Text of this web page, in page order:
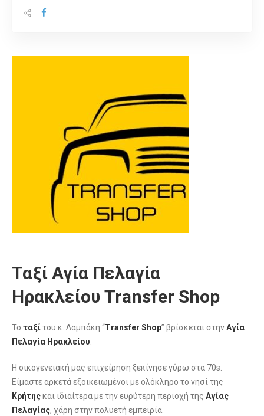
Ταξί Αγία Πελαγία
Ηρακλείου Transfer Shop
Το ταξίτου κ. Λαμπάκη “Transfer Shop” βρίσκεται στηνΑγία
Πελαγία Ηρακλείου.
Η οικογενειακή μας επιχείρηση ξεκίνησε γύρω στα 70s.
Είμαστε αρκετά εξοικειωμένοι με ολόκληρο το νησί της
Κρήτηςκαι ιδιαίτερα με την ευρύτερη περιοχή της Αγίας
Πελαγίας, χάρη στην πολυετή εμπειρία.